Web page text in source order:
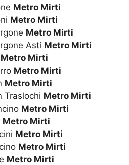
Metro Mirti
Metro Mirti
Metro Mirti
Asti Metro Mirti
Metro Mirti
Metro Mirti
Metro Mirti
Traslochi Metro Mirti
Metro Mirti
Metro Mirti
Metro Mirti
Metro Mirti
Metro Mirti